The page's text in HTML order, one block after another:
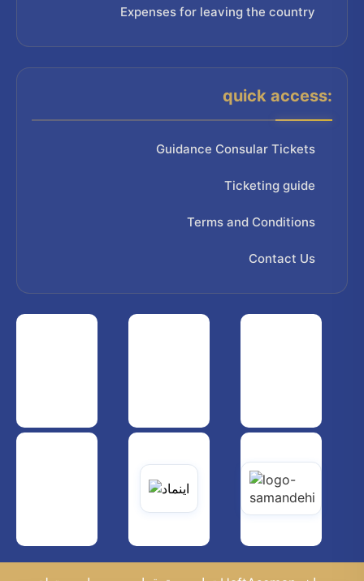
Expenses for leaving the country
quick access:
Guidance Consular Tickets
Ticketing guide
Terms and Conditions
Contact Us